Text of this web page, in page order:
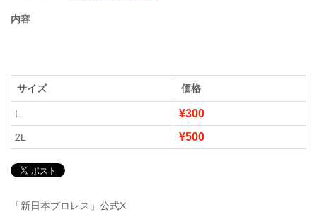
内容
サイズ 価格
L ¥300
2L ¥500
「新日本プロレス」公式X